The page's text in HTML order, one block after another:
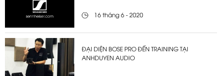
16 tháng 6 - 2020
ĐẠI DIỆN BOSE PRO ĐẾN TRAINING TẠI
ANHDUYEN AUDIO